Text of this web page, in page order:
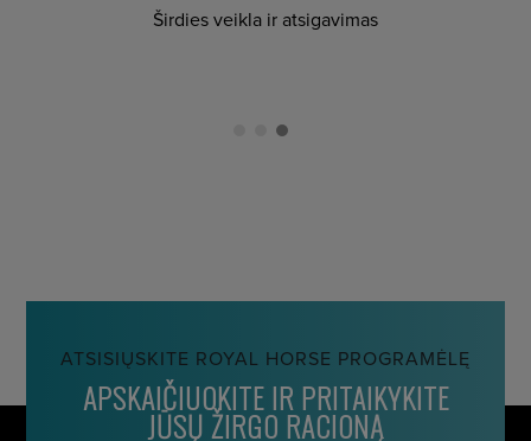
Širdies veikla ir atsigavimas
ATSISIŲSKITE ROYAL HORSE PROGRAMĖLĘ
APSKAIČIUOKITE IR PRITAIKYKITE
JŪSŲ ŽIRGO RACIONĄ